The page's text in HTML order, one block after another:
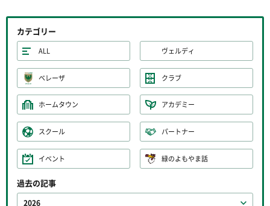
カテゴリー
ALL ヴェルディ
ベレーザ クラブ
ホームタウン アカデミー
スクール パートナー
イベント 緑のよもやま話
過去の記事
2026